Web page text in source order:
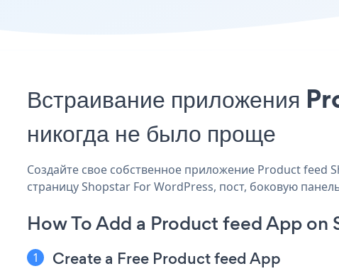
Встраивание приложения
никогда не было проще
Создайте свое собственное приложение Product feed
страницу Shopstar For WordPress, пост, боковую
How To Add a Product feed App on
Create a Free Product feed App